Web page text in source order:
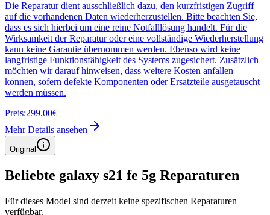
Die Reparatur dient ausschließlich dazu, den kurzfristigen Zugriff
auf die vorhandenen Daten wiederherzustellen. Bitte beachten Sie,
dass es sich hierbei um eine reine Notfalllösung handelt. Für die
Wirksamkeit der Reparatur oder eine vollständige Wiederherstellung
kann keine Garantie übernommen werden. Ebenso wird keine
langfristige Funktionsfähigkeit des Systems zugesichert. Zusätzlich
möchten wir darauf hinweisen, dass weitere Kosten anfallen
können, sofern defekte Komponenten oder Ersatzteile ausgetauscht
werden müssen.
Preis:299.00€
Mehr Details ansehen
Original
Beliebte galaxy s21 fe 5g Reparaturen
Für dieses Model sind derzeit keine spezifischen Reparaturen
verfügbar.